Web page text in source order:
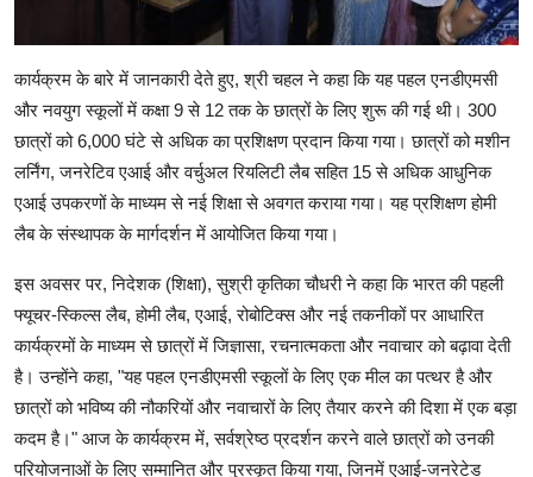
कार्यक्रम के बारे में जानकारी देते हुए, श्री चहल ने कहा कि यह पहल एनडीएमसी
और नवयुग स्कूलों में कक्षा 9 से 12 तक के छात्रों के लिए शुरू की गई थी। 300
छात्रों को 6,000 घंटे से अधिक का प्रशिक्षण प्रदान किया गया। छात्रों को मशीन
लर्निंग, जनरेटिव एआई और वर्चुअल रियलिटी लैब सहित 15 से अधिक आधुनिक
एआई उपकरणों के माध्यम से नई शिक्षा से अवगत कराया गया। यह प्रशिक्षण होमी
लैब के संस्थापक के मार्गदर्शन में आयोजित किया गया।
इस अवसर पर, निदेशक (शिक्षा), सुश्री कृतिका चौधरी ने कहा कि भारत की पहली
फ्यूचर-स्किल्स लैब, होमी लैब, एआई, रोबोटिक्स और नई तकनीकों पर आधारित
कार्यक्रमों के माध्यम से छात्रों में जिज्ञासा, रचनात्मकता और नवाचार को बढ़ावा देती
है। उन्होंने कहा, "यह पहल एनडीएमसी स्कूलों के लिए एक मील का पत्थर है और
छात्रों को भविष्य की नौकरियों और नवाचारों के लिए तैयार करने की दिशा में एक बड़ा
कदम है।" आज के कार्यक्रम में, सर्वश्रेष्ठ प्रदर्शन करने वाले छात्रों को उनकी
परियोजनाओं के लिए सम्मानित और पुरस्कृत किया गया, जिनमें एआई-जनरेटेड